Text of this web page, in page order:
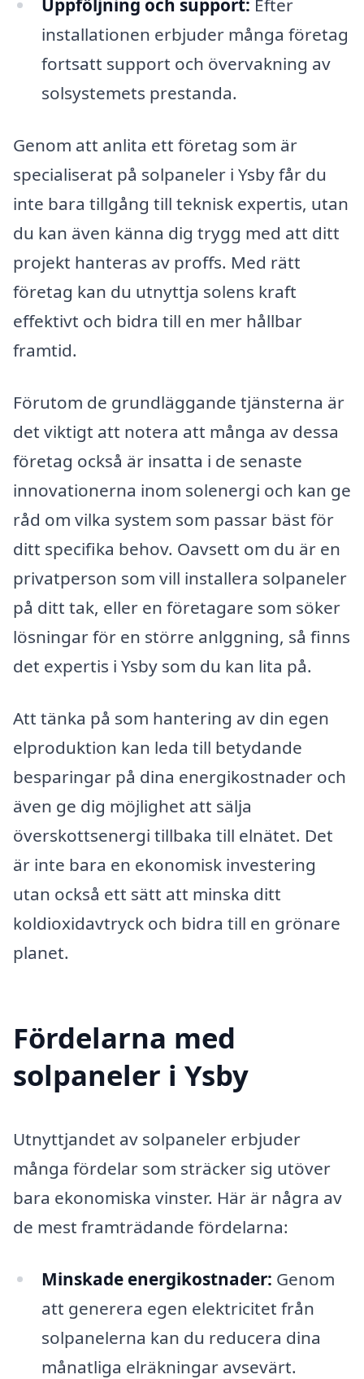
Uppföljning och support: Efter
installationen erbjuder många företag
fortsatt support och övervakning av
solsystemets prestanda.
Genom att anlita ett företag som är
specialiserat på solpaneler i Ysby får du
inte bara tillgång till teknisk expertis, utan
du kan även känna dig trygg med att ditt
projekt hanteras av proffs. Med rätt
företag kan du utnyttja solens kraft
effektivt och bidra till en mer hållbar
framtid.
Förutom de grundläggande tjänsterna är
det viktigt att notera att många av dessa
företag också är insatta i de senaste
innovationerna inom solenergi och kan ge
råd om vilka system som passar bäst för
ditt specifika behov. Oavsett om du är en
privatperson som vill installera solpaneler
på ditt tak, eller en företagare som söker
lösningar för en större anlggning, så finns
det expertis i Ysby som du kan lita på.
Att tänka på som hantering av din egen
elproduktion kan leda till betydande
besparingar på dina energikostnader och
även ge dig möjlighet att sälja
överskottsenergi tillbaka till elnätet. Det
är inte bara en ekonomisk investering
utan också ett sätt att minska ditt
koldioxidavtryck och bidra till en grönare
planet.
Fördelarna med
solpaneler i Ysby
Utnyttjandet av solpaneler erbjuder
många fördelar som sträcker sig utöver
bara ekonomiska vinster. Här är några av
de mest framträdande fördelarna:
Minskade energikostnader: Genom
att generera egen elektricitet från
solpanelerna kan du reducera dina
månatliga elräkningar avsevärt.